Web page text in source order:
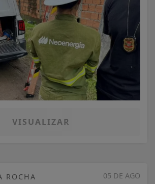
VISUALIZAR
05 DE AGO
ROCHA